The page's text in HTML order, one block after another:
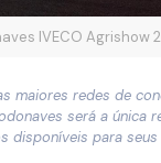
IVECO Agrishow
maiores redes de
será a única
disponíveis para seus